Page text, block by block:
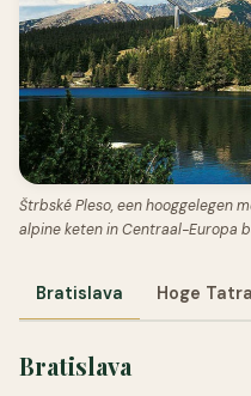
Štrbské Pleso, een hooggelegen
alpine keten in Centraal-Europa
Bratislava Hoge Tatra
Bratislava